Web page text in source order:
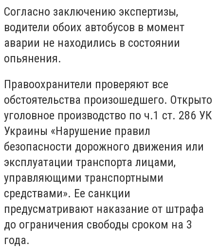
Согласно заключению экспертизы,
водители обоих автобусов в момент
аварии не находились в состоянии
опьянения.
Правоохранители проверяют все
обстоятельства произошедшего. Открыто
уголовное производство по ч.1 ст. 286 УК
Украины «Нарушение правил
безопасности дорожного движения или
эксплуатации транспорта лицами,
управляющими транспортными
средствами». Ее санкции
предусматривают наказание от штрафа
до ограничения свободы сроком на 3
года.